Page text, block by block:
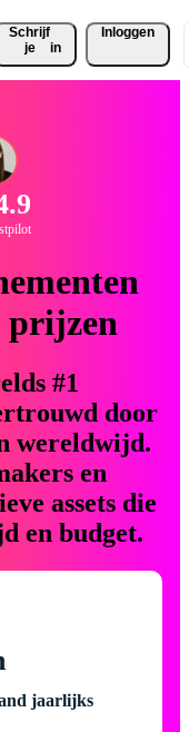
Schrijf
je
in
Inloggen
prijzen
#1
door
wereldwijd.
en
assets die
en budget.
jaarlijks